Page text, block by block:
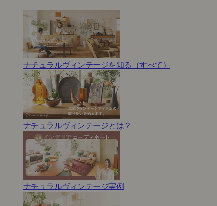
ナチュラルヴィンテージを知る（すべて）
ナチュラルヴィンテージとは？
ナチュラルヴィンテージ実例